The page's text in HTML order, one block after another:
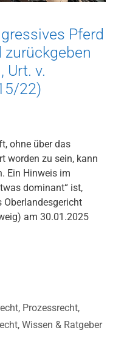
Pferd
zurückgeben
Urt. v.
22)
ohne über das
worden zu sein, kann
Ein Hinweis im
dominant“ ist,
Oberlandesgericht
am 30.01.2025
, Prozessrecht,
, Wissen & Ratgeber